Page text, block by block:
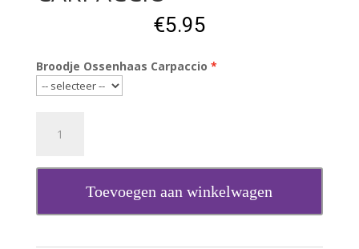
€5.95
Broodje Ossenhaas Carpaccio
OSSENHAAS
Toevoegen aan winkelwagen